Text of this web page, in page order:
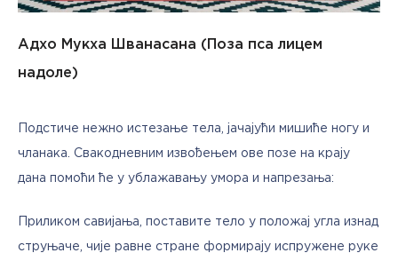
Адхо Мукха Шванасана (Поза пса лицем
надоле)
Подстиче нежно истезање тела, јачајући мишиће ногу и
чланака. Свакодневним извођењем ове позе на крају
дана помоћи ће у ублажавању умора и напрезања:
Приликом савијања, поставите тело у положај угла изнад
струњаче, чије равне стране формирају испружене руке